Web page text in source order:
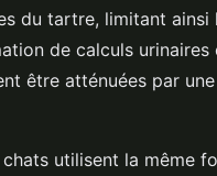
du tartre, limitant ainsi
de calculs urinaires
être atténuées par
utilisent la même